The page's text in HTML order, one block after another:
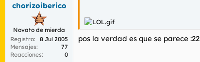
chorizoiberico
Novato de mierda
Registro
8 Jul 2005
Mensajes
77
Reacciones
0
pos la verdad es que se parece :22